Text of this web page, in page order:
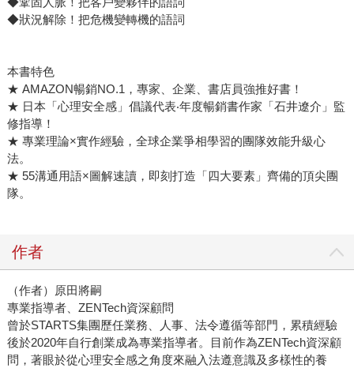
◆狀況解除！把危機變轉機的語詞
本書特色
★ AMAZON暢銷NO.1，專家、企業、書店員強推好書！
★ 日本「心理安全感」倡議代表‧年度暢銷書作家「石井遼介」監
修指導！
★ 專業理論×實作經驗，全球企業爭相學習的團隊效能升級心
法。
★ 55溝通用語×圖解速讀，即刻打造「四大要素」齊備的頂尖團
隊。
作者
（作者）原田將嗣
專業指導者、ZENTech資深顧問
曾於STARTS集團歷任業務、人事、法令遵循等部門，累積經驗
後於2020年自行創業成為專業指導者。目前作為ZENTech資深顧
問，著眼於從心理安全感之角度來融入法遵意識及多樣性的養